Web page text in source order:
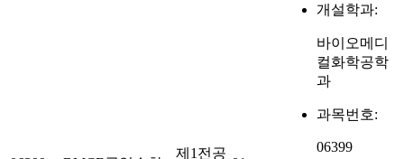
제1전공
개설학과:
바이오메디
컬화학공학
과
과목번호:
06399